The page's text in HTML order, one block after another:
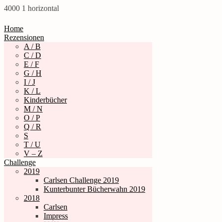
4000 1 horizontal
Home
Rezensionen
A / B
C / D
E / F
G / H
I / J
K / L
Kinderbücher
M / N
O / P
Q / R
S
T / U
V – Z
Challenge
2019
Carlsen Challenge 2019
Kunterbunter Bücherwahn 2019
2018
Carlsen
Impress